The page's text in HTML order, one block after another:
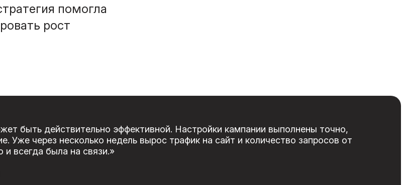
помогла
рост
быть действительно эффективной. Настройки кампании выполнены точно,
через несколько недель вырос трафик на сайт и количество запросов от
и всегда была на связи.»